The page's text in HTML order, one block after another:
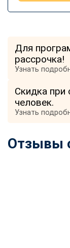
Для
рассрочка!
Узнать
Скидка при
человек.
Узнать
Отзывы